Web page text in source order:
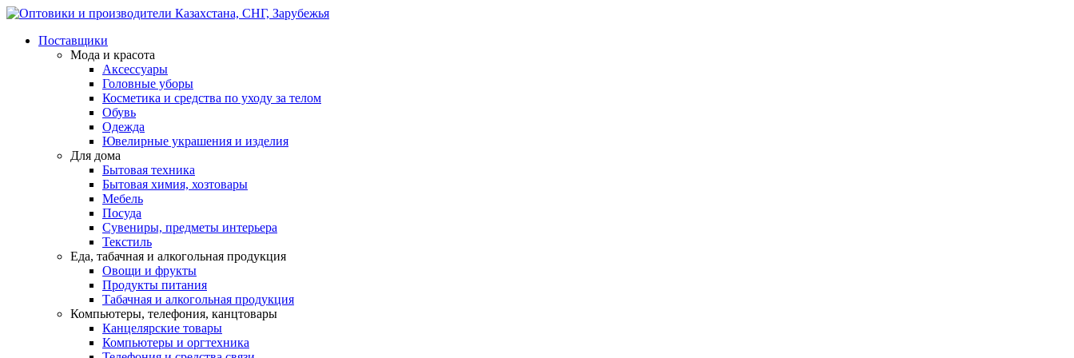
Поставщики
Мода и красота
Аксессуары
Головные уборы
Косметика и средства по уходу за телом
Обувь
Одежда
Ювелирные украшения и изделия
Для дома
Бытовая техника
Бытовая химия, хозтовары
Мебель
Посуда
Сувениры, предметы интерьера
Текстиль
Еда, табачная и алкогольная продукция
Овощи и фрукты
Продукты питания
Табачная и алкогольная продукция
Компьютеры, телефония, канцтовары
Канцелярские товары
Компьютеры и оргтехника